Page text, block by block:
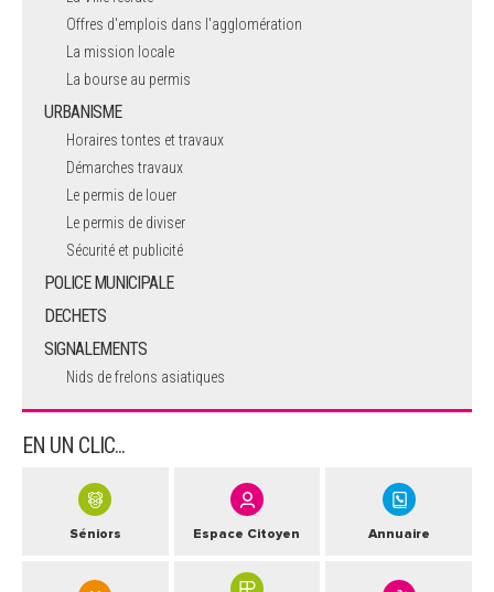
Offres d'emplois dans l'agglomération
La mission locale
La bourse au permis
URBANISME
Horaires tontes et travaux
Démarches travaux
Le permis de louer
Le permis de diviser
Sécurité et publicité
POLICE MUNICIPALE
DECHETS
SIGNALEMENTS
Nids de frelons asiatiques
EN UN CLIC...
Séniors Espace Citoyen Annuaire